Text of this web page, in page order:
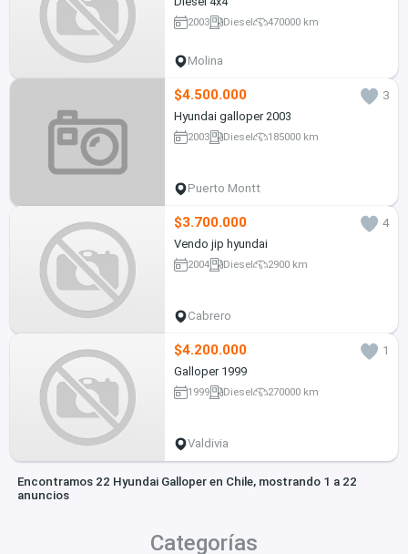
2003 Diesel 470000 km
Molina
$4.500.000
3
Hyundai galloper 2003
2003 Diesel 185000 km
Puerto Montt
$3.700.000
4
Vendo jip hyundai
2004 Diesel 2900 km
Cabrero
$4.200.000
1
Galloper 1999
1999 Diesel 270000 km
Valdivia
Encontramos 22 Hyundai Galloper en Chile, mostrando 1 a 22
anuncios
Categorías